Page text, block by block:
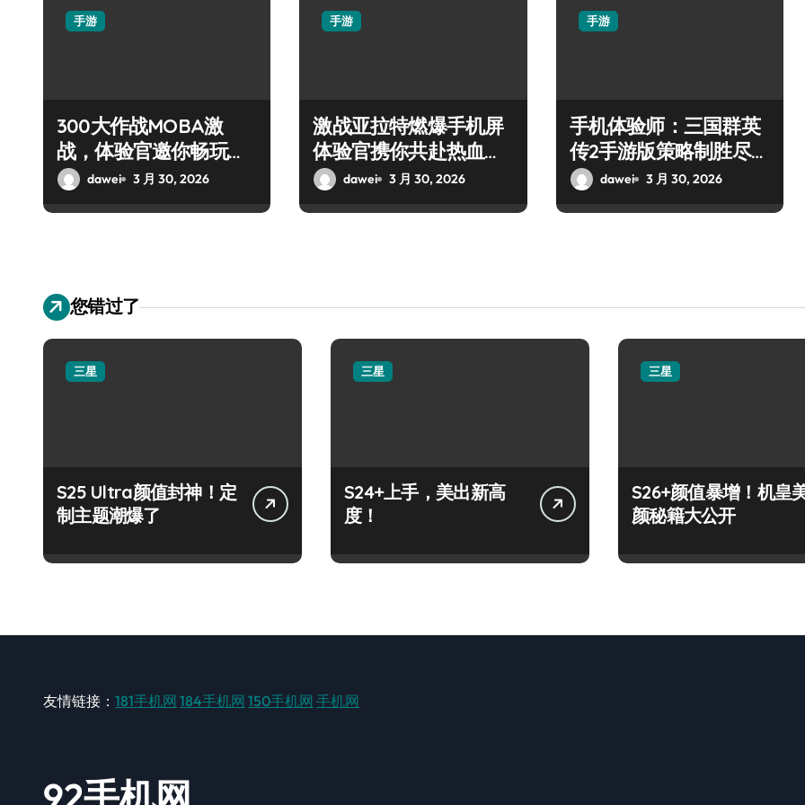
手游
300大作战MOBA激
战，体验官邀你畅玩盛
宴！dawei 3 月 30, 2026
手游
激战亚拉特燃爆手机屏
体验官携你共赴热血枪
战盛宴
dawei 3 月 30, 2026
手游
手机体验师：三国群英
传2手游版策略制胜尽享
乱世争霸
dawei 3 月 30, 2026
您错过了
三星
S25 Ultra颜值封神！定
制主题潮爆了
三星
S24+上手，美出新高
度！
三星
S26+颜值暴增！机皇
颜秘籍大公开
友情链接： 181手机网 184手机网 150手机网 手机网
92手机网